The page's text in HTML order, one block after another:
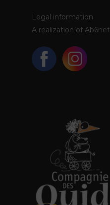
Legal information
A realization of Ab6net